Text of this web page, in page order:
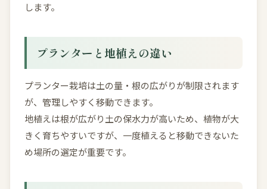
します。
プランターと地植えの違い
プランター栽培は土の量・根の広がりが制限されます
が、管理しやすく移動できます。
地植えは根が広がり土の保水力が高いため、植物が大
きく育ちやすいですが、一度植えると移動できないた
め場所の選定が重要です。